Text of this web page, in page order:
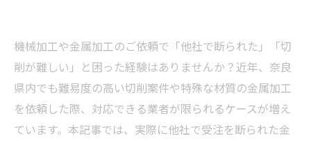
機械加工や金属加工のご依頼で「他社で断られた」「切
削が難しい」と困った経験はありませんか？近年、奈良
県内でも難易度の高い切削案件や特殊な材質の金属加工
を依頼した際、対応できる業者が限られるケースが増え
ています。本記事では、実際に他社で受注を断られた金